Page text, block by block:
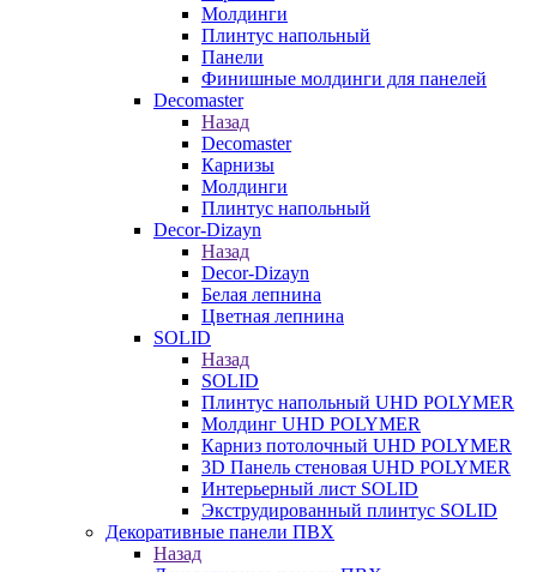
Молдинги
Плинтус напольный
Панели
Финишные молдинги для панелей
Decomaster
Назад
Decomaster
Карнизы
Молдинги
Плинтус напольный
Decor-Dizayn
Назад
Decor-Dizayn
Белая лепнина
Цветная лепнина
SOLID
Назад
SOLID
Плинтус напольный UHD POLYMER
Молдинг UHD POLYMER
Карниз потолочный UHD POLYMER
3D Панель стеновая UHD POLYMER
Интерьерный лист SOLID
Экструдированный плинтус SOLID
Декоративные панели ПВХ
Назад